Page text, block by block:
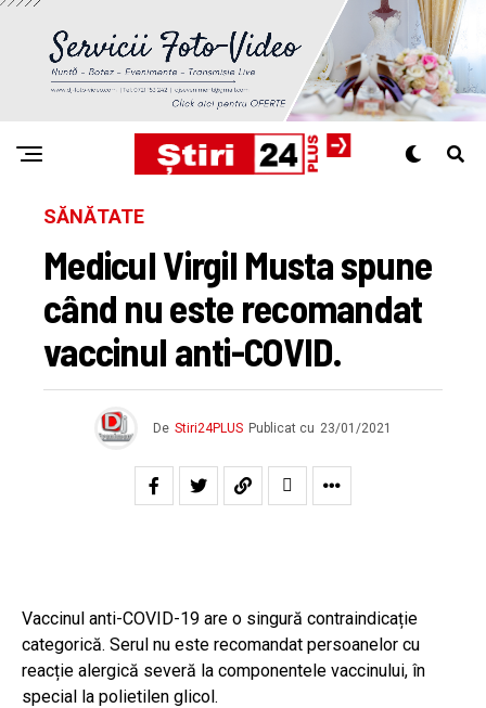
SĂNĂTATE
Medicul Virgil Musta spune
când nu este recomandat
vaccinul anti-COVID.
De Stiri24PLUS Publicat cu 23/01/2021
Vaccinul anti-COVID-19 are o singură contraindicație
categorică. Serul nu este recomandat persoanelor cu
reacție alergică severă la componentele vaccinului, în
special la polietilen glicol.